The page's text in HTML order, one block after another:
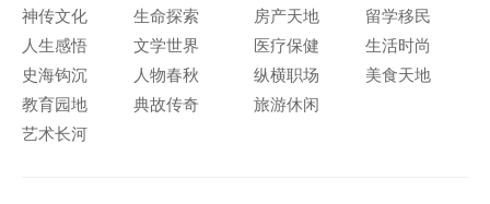
神传文化
生命探索
人生感悟
文学世界
史海钩沉
人物春秋
教育园地
典故传奇
艺术长河
房产天地
留学移民
医疗保健
生活时尚
纵横职场
美食天地
旅游休闲